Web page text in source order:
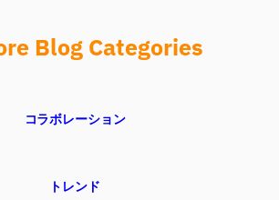
Blog Categories
コラボレーション
トレンド